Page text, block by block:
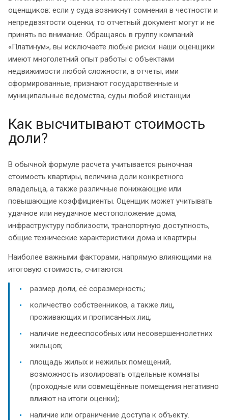
оценщиков: если у суда возникнут сомнения в честности и
непредвзятости оценки, то отчетный документ могут и не
принять во внимание. Обращаясь в группу компаний
«Платинум», вы исключаете любые риски: наши оценщики
имеют многолетний опыт работы с объектами
недвижимости любой сложности, а отчеты, ими
сформированные, признают государственные и
муниципальные ведомства, суды любой инстанции.
Как высчитывают стоимость
доли?
В обычной формуле расчета учитывается рыночная
стоимость квартиры, величина доли конкретного
владельца, а также различные понижающие или
повышающие коэффициенты. Оценщик может учитывать
удачное или неудачное местоположение дома,
инфраструктуру поблизости, транспортную доступность,
общие технические характеристики дома и квартиры.
Наиболее важными факторами, напрямую влияющими на
итоговую стоимость, считаются:
размер доли, её соразмерность;
количество собственников, а также лиц,
проживающих и прописанных лиц;
наличие недееспособных или несовершеннолетних
жильцов;
площадь жилых и нежилых помещений,
возможность изолировать отдельные комнаты
(проходные или совмещённые помещения негативно
влияют на итоги оценки);
наличие или ограничение доступа к объекту.